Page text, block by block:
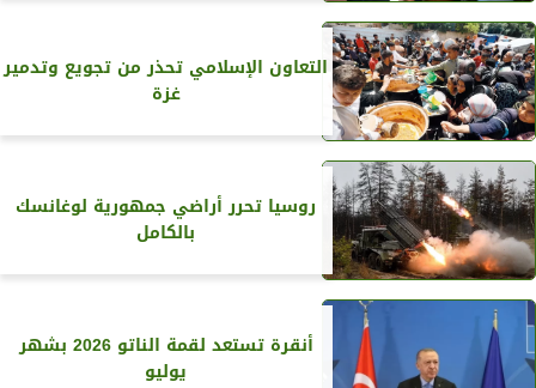
التعاون الإسلامي تحذر من تجويع وتدمير
غزة
روسيا تحرر أراضي جمهورية لوغانسك
بالكامل
أنقرة تستعد لقمة الناتو 2026 بشهر
يوليو